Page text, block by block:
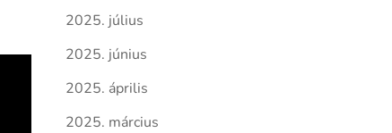
2025. július
2025. június
2025. április
2025. március